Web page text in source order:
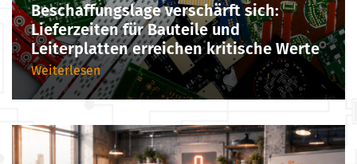
Beschaffungslage verschärft sich:
Lieferzeiten für Bauteile und
Leiterplatten erreichen kritische Werte
Weiterlesen